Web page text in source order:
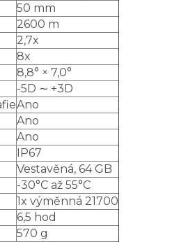
50 mm
2600 m
2,7x
8x
8,8° × 7,0°
-5D ∼ +3D
Ano
Ano
Ano
IP67
Vestavěná, 64 GB
-30°C až 55°C
1x výměnná 21700
6,5 hod
570 g